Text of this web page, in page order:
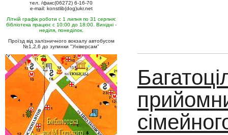
тел. /факс(06272) 6-16-70
e-mail: konstlib(dog)ukr.net
Літній графік роботи с 1 липня по 31 серпня:
бібліотека працює с 10:00 до 18:00. Вихідні -
неділя, понеділок.
Проїзд від залізничного вокзалу автобусом
№1,2,6 до зупинки "Універсам"